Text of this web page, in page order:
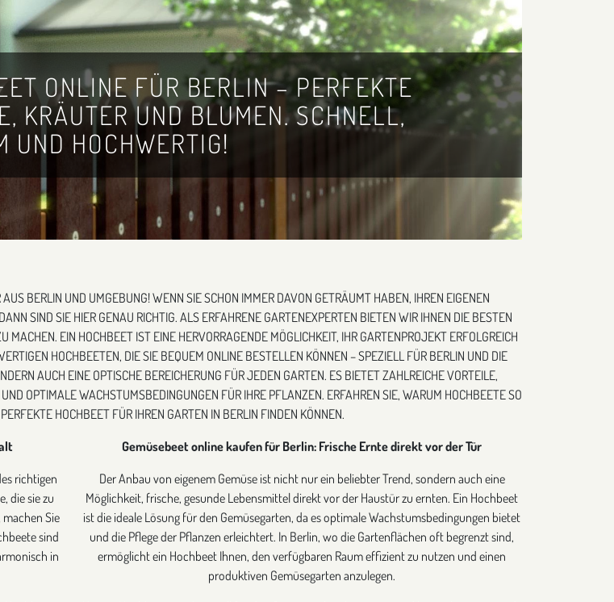
ONLINE FÜR BERLIN – PERFEKTE
KRÄUTER UND BLUMEN. SCHNELL,
UND HOCHWERTIG!
BERLIN UND UMGEBUNG! WENN SIE SCHON IMMER DAVON GETRÄUMT HABEN, IHREN EIGENEN
SIND SIE HIER GENAU RICHTIG. ALS ERFAHRENE GARTENEXPERTEN BIETEN WIR IHNEN DIE BESTEN
EIN HOCHBEET IST EINE HERVORRAGENDE MÖGLICHKEIT, IHR GARTENPROJEKT ERFOLGREICH
HOCHBEETEN, DIE SIE BEQUEM ONLINE BESTELLEN KÖNNEN – SPEZIELL FÜR BERLIN UND DIE
AUCH EINE OPTISCHE BEREICHERUNG FÜR JEDEN GARTEN. ES BIETET ZAHLREICHE VORTEILE,
OPTIMALE WACHSTUMSBEDINGUNGEN FÜR IHRE PFLANZEN. ERFAHREN SIE, WARUM HOCHBEETE SO
HOCHBEET FÜR IHREN GARTEN IN BERLIN FINDEN KÖNNEN.
richtigen
die sie zu
Sie
sind
in
Gemüsebeet online kaufen für Berlin: Frische Ernte direkt vor der Tür
Der Anbau von eigenem Gemüse ist nicht nur ein beliebter Trend, sondern auch eine
Möglichkeit, frische, gesunde Lebensmittel direkt vor der Haustür zu ernten. Ein Hochbeet
ist die ideale Lösung für den Gemüsegarten, da es optimale Wachstumsbedingungen bietet
und die Pflege der Pflanzen erleichtert. In Berlin, wo die Gartenflächen oft begrenzt sind,
ermöglicht ein Hochbeet Ihnen, den verfügbaren Raum effizient zu nutzen und einen
produktiven Gemüsegarten anzulegen.